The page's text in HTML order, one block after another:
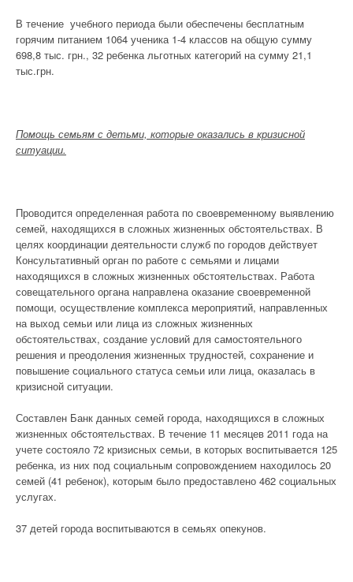
В течение учебного периода были обеспечены бесплатным
горячим питанием 1064 ученика 1-4 классов на общую сумму
698,8 тыс. грн., 32 ребенка льготных категорий на сумму 21,1
тыс.грн.
Помощь семьям с детьми, которые оказались в кризисной
ситуации.
Проводится определенная работа по своевременному выявлению
семей, находящихся в сложных жизненных обстоятельствах. В
целях координации деятельности служб по городов действует
Консультативный орган по работе с семьями и лицами
находящихся в сложных жизненных обстоятельствах. Работа
совещательного органа направлена оказание своевременной
помощи, осуществление комплекса мероприятий, направленных
на выход семьи или лица из сложных жизненных
обстоятельствах, создание условий для самостоятельного
решения и преодоления жизненных трудностей, сохранение и
повышение социального статуса семьи или лица, оказалась в
кризисной ситуации.
Составлен Банк данных семей города, находящихся в сложных
жизненных обстоятельствах. В течение 11 месяцев 2011 года на
учете состояло 72 кризисных семьи, в которых воспитывается 125
ребенка, из них под социальным сопровождением находилось 20
семей (41 ребенок), которым было предоставлено 462 социальных
услугах.
37 детей города воспитываются в семьях опекунов.